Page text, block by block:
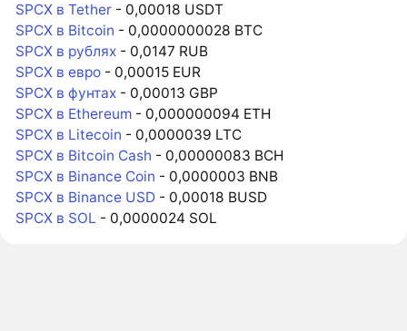
SPCX в Tether - 0,00018 USDT
SPCX в Bitcoin - 0,0000000028 BTC
SPCX в рублях - 0,0147 RUB
SPCX в евро - 0,00015 EUR
SPCX в фунтах - 0,00013 GBP
SPCX в Ethereum - 0,000000094 ETH
SPCX в Litecoin - 0,0000039 LTC
SPCX в Bitcoin Cash - 0,00000083 BCH
SPCX в Binance Coin - 0,0000003 BNB
SPCX в Binance USD - 0,00018 BUSD
SPCX в SOL - 0,0000024 SOL